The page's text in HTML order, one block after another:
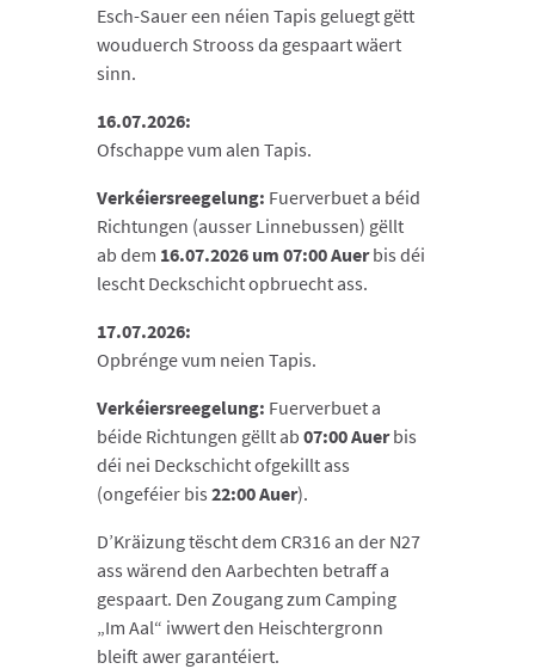
Esch-Sauer een néien Tapis geluegt gëtt
wouduerch Strooss da gespaart wäert
sinn.
16.07.2026:
Ofschappe vum alen Tapis.
Verkéiersreegelung: Fuerverbuet a béid
Richtungen (ausser Linnebussen) gëllt
ab dem 16.07.2026 um 07:00 Auerbis déi
lescht Deckschicht opbruecht ass.
17.07.2026:
Opbrénge vum neien Tapis.
Verkéiersreegelung: Fuerverbuet a
béide Richtungen gëllt ab 07:00 Auerbis
déi nei Deckschicht ofgekillt ass
(ongeféier bis 22:00 Auer).
D’Kräizung tëscht dem CR316 an der N27
ass wärend den Aarbechten betraff a
gespaart. Den Zougang zum Camping
„Im Aal“ iwwert den Heischtergronn
bleift awer garantéiert.